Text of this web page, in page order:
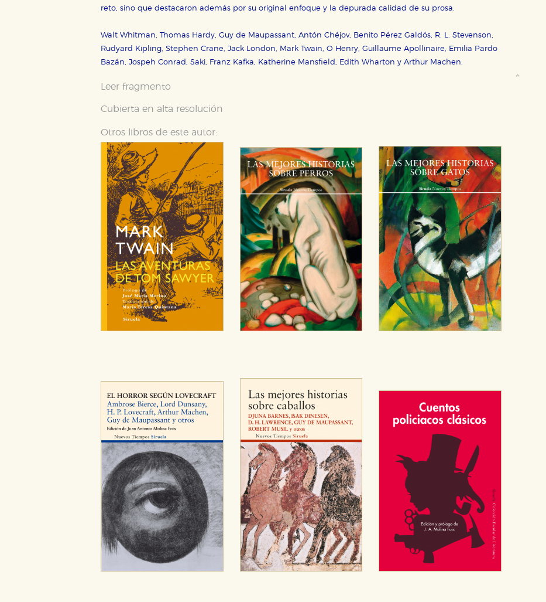
reto, sino que destacaron además por su original enfoque y la depurada calidad de su prosa.
Walt Whitman, Thomas Hardy, Guy de Maupassant, Antón Chéjov, Benito Pérez Galdós, R. L. Stevenson,
Rudyard Kipling, Stephen Crane, Jack London, Mark Twain, O Henry, Guillaume Apollinaire, Emilia Pardo
Bazán, Jospeh Conrad, Saki, Franz Kafka, Katherine Mansfield, Edith Wharton y Arthur Machen.
Leer fragmento
Cubierta en alta resolución
Otros libros de este autor:
CONFIGURACIÓN DE COOKIES HABILITAR TODO
Cookies necesarias
Estas cookies son necesarias para que nuestro sitio web funcione y no es posible deshabilitarlas desde
hacerlo desde el navegador, pero en ese caso es posible que algunas áreas de nuestra web dejen de
Cookies de rendimiento y analíticas
Estas cookies se utilizan para mejorar su experiencia de navegación y optimizar el funcionamiento de
configuraciones de servicios para que no tenga que reconfigurarlos cada vez que nos visita. La
tanto, es anónima.
Cookies de publicidad y redes sociales